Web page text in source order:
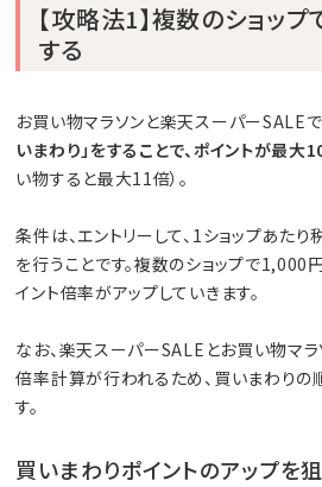
【攻略法1】複数のショップ
する
お買い物マラソンと楽天スーパーSALEで
いまわり」をすることで、ポイントが最大
い物すると最大11倍）。
条件は、エントリーして、1ショップあた
を行うことです。複数のショップで1,000
イント倍率がアップしていきます。
なお、楽天スーパーSALEとお買い物マ
倍率計算が行われるため、買いまわり
す。
買いまわりポイントのアップを